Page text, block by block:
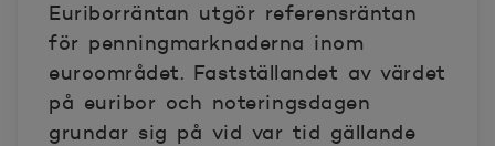
Euriborräntan utgör referensräntan
för penningmarknaderna inom
euroområdet. Fastställandet av värdet
på euribor och noteringsdagen
grundar sig på vid var tid gällande